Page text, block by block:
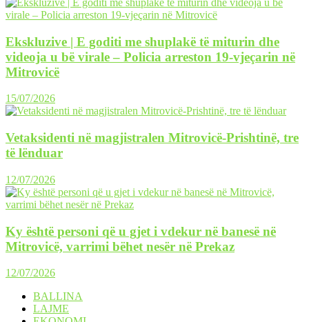
Ekskluzive | E goditi me shuplakë të miturin dhe
videoja u bë virale – Policia arreston 19-vjeçarin në
Mitrovicë
15/07/2026
Vetaksidenti në magjistralen Mitrovicë-Prishtinë, tre
të lënduar
12/07/2026
Ky është personi që u gjet i vdekur në banesë në
Mitrovicë, varrimi bëhet nesër në Prekaz
12/07/2026
BALLINA
LAJME